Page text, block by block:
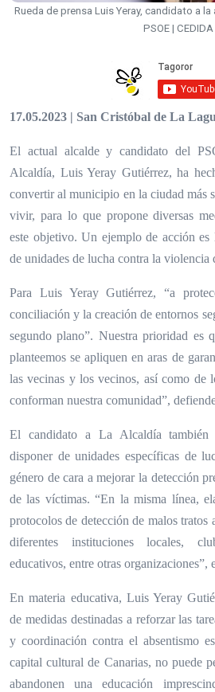
Rueda de prensa Luis Yeray, candidato a
PSOE | CEDIDA
17.05.2023 | San Cristóbal de La
El actual alcalde y candidato del
Alcaldía, Luis Yeray Gutiérrez, ha
convertir al municipio en la ciudad más
vivir, para lo que propone diversas
este objetivo. Un ejemplo de acción
de unidades de lucha contra la violencia
Para Luis Yeray Gutiérrez, “a
conciliación y la creación de entornos
segundo plano”. Nuestra prioridad es
planteemos se apliquen en aras de
las vecinas y los vecinos, así como de
conforman nuestra comunidad”,
El candidato a La Alcaldía también
disponer de unidades específicas de
género de cara a mejorar la detección
de las víctimas. “En la misma línea,
protocolos de detección de malos
diferentes instituciones locales,
educativos, entre otras organizaciones”,
En materia educativa, Luis Yeray
de medidas destinadas a reforzar las
y coordinación contra el absentismo
capital cultural de Canarias, no puede
abandonen una educación